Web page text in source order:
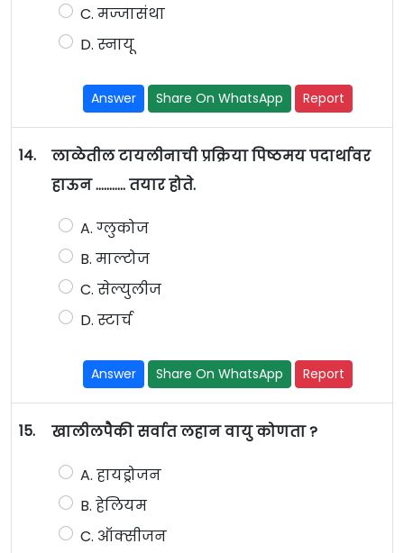
C. मज्जासंथा
D. स्नायू
Answer Share On WhatsApp Report
14.
लाळेतील टायलीनाची प्रक्रिया पिष्ठमय पदार्थावर
हाऊन ……….. तयार होते.
A. ग्लुकोज
B. माल्टोज
C. सेल्युलीज
D. स्टार्च
Answer Share On WhatsApp Report
15. खालीलपैकी सर्वात लहान वायु कोणता ?
A. हायड्रोजन
B. हेलियम
C. ऑक्सीजन